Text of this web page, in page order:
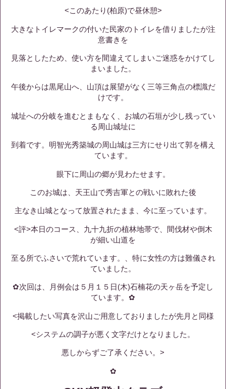
<このあたり(柏原)で昼休憩>
大きなトイレマークの付いた民家のトイレを借りましたが注
意書きを
見落としたため、使い方を間違えてしまいご迷惑をかけてし
まいました。
午後からは黒尾山へ、山頂は展望がなく三等三角点の標識だ
けです。
城址への分岐を進むとまもなく、お城の石垣が少し残ってい
る周山城址に
到着です。明智光秀築城の周山城は三方にせり出て郭を構え
ています。
眼下に周山の郷が見わたせます。
このお城は、天王山で秀吉軍との戦いに敗れた後
主なき山城となって放置されたまま、今に至っています。
<評>本日のコース、九十九折の植林地帯で、間伐材や倒木
が細い山道を
至る所でふさいで荒れています。、特に女性の方は難儀され
ていました。
✿次回は、月例会は５月１５日(木)石楠花の天ヶ岳を予定し
ています。✿
<掲載したい写真を沢山ご用意しておりましたが先月と同様
<システムの調子が悪く文字だけとなりました。
悪しからずご了承ください。>
✿